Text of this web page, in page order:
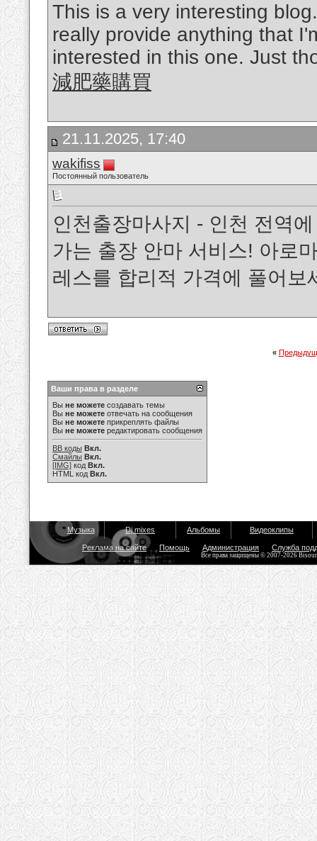
This is a very interesting
really provide anything that
interested in this one. Just
減肥藥購買
21.11.2025, 17:40
wakifiss
Постоянный пользователь
인천출장마사지 - 인천 전역
가는 출장 안마 서비스! 아로
레스를 합리적 가격에 풀어보
«
Ваши права в разделе
Вы не можете создавать темы
Вы не можете отвечать на сообщения
Вы не можете прикреплять файлы
Вы не можете редактировать сообщения
BB коды Вкл.
Смайлы Вкл.
[IMG] код Вкл.
HTML код Вкл.
Музыка Dj mixes Альбомы Видеоклипы
Реклама на сайте Помощь Администрация Служба
Все права защищены © 2007-2026